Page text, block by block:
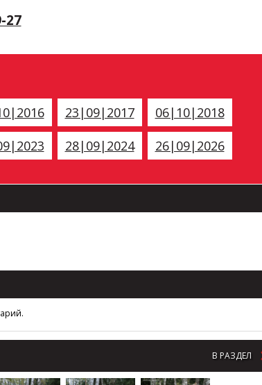
27
23|09|2017
06|10|2018
28|09|2024 26|09|2026
В РАЗДЕЛ